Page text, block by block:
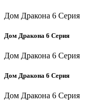
Дом Дракона 6 Серия
Дом Дракона 6 Серия
Дом Дракона 6 Серия
Дом Дракона 6 Серия
Дом Дракона 6 Серия